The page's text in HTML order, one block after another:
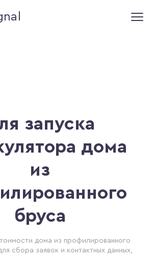
запуска
дома
из
бруса
дома из профилированного
сбора заявок и контактных данных,